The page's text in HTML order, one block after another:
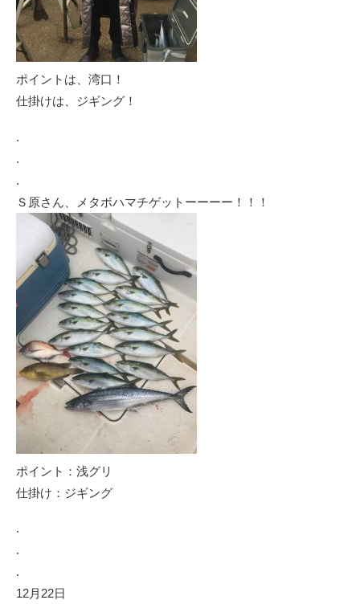
ポイントは、湾口！
仕掛けは、ジギング！
.
.
.
Ｓ原さん、メタボハマチゲットーーーー！！！
ポイント：浅グリ
仕掛け：ジギング
.
.
.
12月22日